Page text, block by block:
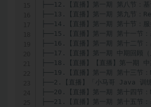
├──12.【直播】第一期 第八节
├──13.【直播】第一期 第九节
├──14.【直播】第一期 第十节：
├──15.【直播】第一期 第十一节
├──16.【直播】第一期 第十二节
├──17.【直播】第一期 中期回
├──18.【直播】【直播】第一期
├──19.【直播】第一期 第十三
├──2.【直播】「小马哥 Java
├──20.【直播】第一期 第十四
├──21.【直播】第一期 第十五